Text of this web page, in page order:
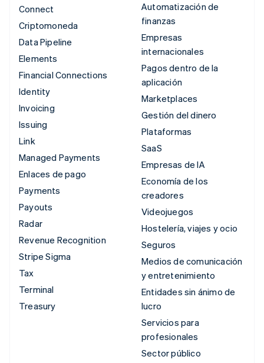
Connect
Criptomoneda
Data Pipeline
Elements
Financial Connections
Identity
Invoicing
Issuing
Link
Managed Payments
Enlaces de pago
Payments
Payouts
Radar
Revenue Recognition
Stripe Sigma
Tax
Terminal
Treasury
Automatización de
finanzas
Empresas
internacionales
Pagos dentro de la
aplicación
Marketplaces
Gestión del dinero
Plataformas
SaaS
Empresas de IA
Economía de los
creadores
Videojuegos
Hostelería, viajes y ocio
Seguros
Medios de comunicación
y entretenimiento
Entidades sin ánimo de
lucro
Servicios para
profesionales
Sector público